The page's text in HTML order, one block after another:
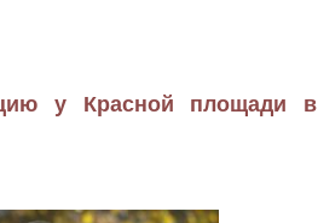
у Красной площади в